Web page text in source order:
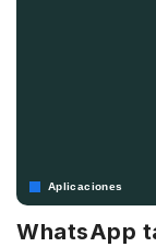
Aplicaciones
WhatsApp